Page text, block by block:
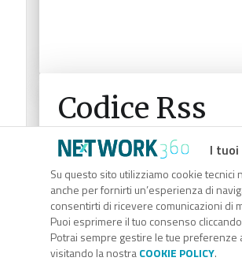
I
Su questo sito utilizziamo cookie
anche per fornirti un’esperienza di
consentirti di ricevere comunicazioni di
Puoi esprimere il tuo consenso cliccando
Potrai sempre gestire le tue preferenze
visitando la nostraCOOKIE POLICY.
Codice Rss
Clicca sul pulsante per copiare
RSS link